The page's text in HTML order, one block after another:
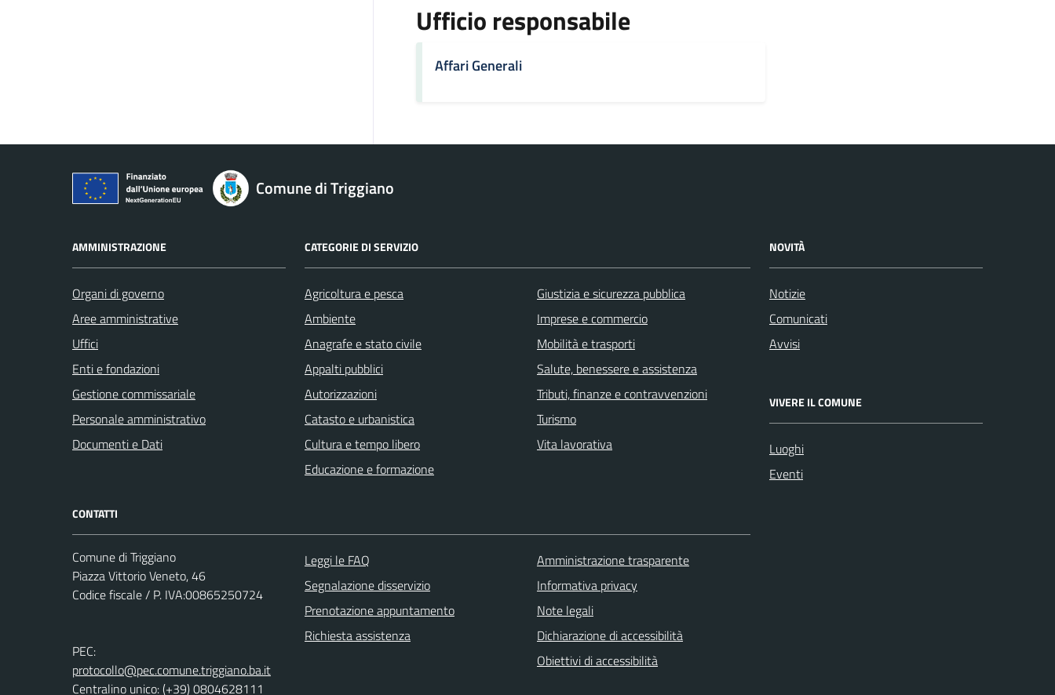
Ufficio responsabile
Affari Generali
Comune di Triggiano
AMMINISTRAZIONE
Organi di governo
Aree amministrative
Uffici
Enti e fondazioni
Gestione commissariale
Personale amministrativo
Documenti e Dati
CATEGORIE DI SERVIZIO
Agricoltura e pesca
Ambiente
Anagrafe e stato civile
Appalti pubblici
Autorizzazioni
Catasto e urbanistica
Cultura e tempo libero
Educazione e formazione
Giustizia e sicurezza pubblica
Imprese e commercio
Mobilità e trasporti
Salute, benessere e assistenza
Tributi, finanze e contravvenzioni
Turismo
Vita lavorativa
NOVITÀ
Notizie
Comunicati
Avvisi
VIVERE IL COMUNE
Luoghi
Eventi
CONTATTI
Comune di Triggiano
Piazza Vittorio Veneto, 46
Codice fiscale / P. IVA:00865250724
PEC:
protocollo@pec.comune.triggiano.ba.it
Centralino unico: (+39) 0804628111
Leggi le FAQ
Segnalazione disservizio
Prenotazione appuntamento
Richiesta assistenza
Amministrazione trasparente
Informativa privacy
Note legali
Dichiarazione di accessibilità
Obiettivi di accessibilità